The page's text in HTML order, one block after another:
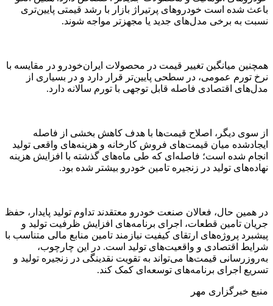
باعث شده است خودروهای پرتیراژ بازار با رشد قیمتی پایین‌تری
نسبت به برخی مدل‌های جدید یا مجهزتر مواجه شوند.
همچنین میانگین تغییر قیمت در محصولات ایران‌خودرو در مقایسه با
نرخ تورم عمومی، در سطحی پایین‌تر قرار دارد و در بسیاری از
مدل‌های اقتصادی فاصله قابل توجهی با تورم سالانه دارد.
از سوی دیگر، اصلاح قیمت‌ها با هدف کاهش بخشی از فاصله
ایجادشده میان قیمت‌های فروش کارخانه و هزینه‌های واقعی تولید
انجام شده است؛ فاصله‌ای که طی ماه‌های گذشته با افزایش هزینه
نهاده‌های تولید در زنجیره تامین خودرو بیشتر شده بود.
در همین حال، فعالان صنعت خودرو معتقدند تداوم تولید پایدار، حفظ
جریان تامین قطعات، اجرای برنامه‌های افزایش ظرفیت تولید و
پیشبرد پروژه‌های ارتقای کیفیت نیازمند تامین منابع مالی متناسب با
شرایط اقتصادی و واقعیت‌های تولید است. در این چارچوب،
به‌روزرسانی قیمت‌ها می‌تواند به تقویت نقدینگی در زنجیره تولید و
تسریع اجرای برنامه‌های توسعه‌ای کمک کند.
منبع خبرگزاری مهر